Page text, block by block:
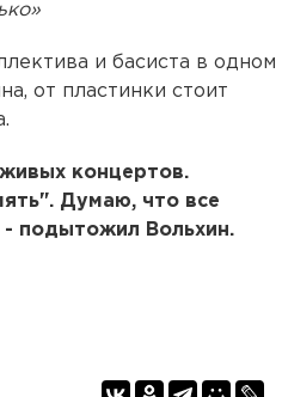
и басиста в одном
от пластинки стоит
концертов.
Думаю, что все
- подытожил Вольхин.